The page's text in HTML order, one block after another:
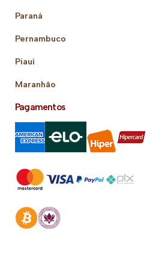
Paraná
Pernambuco
Piauí
Maranhão
Pagamentos